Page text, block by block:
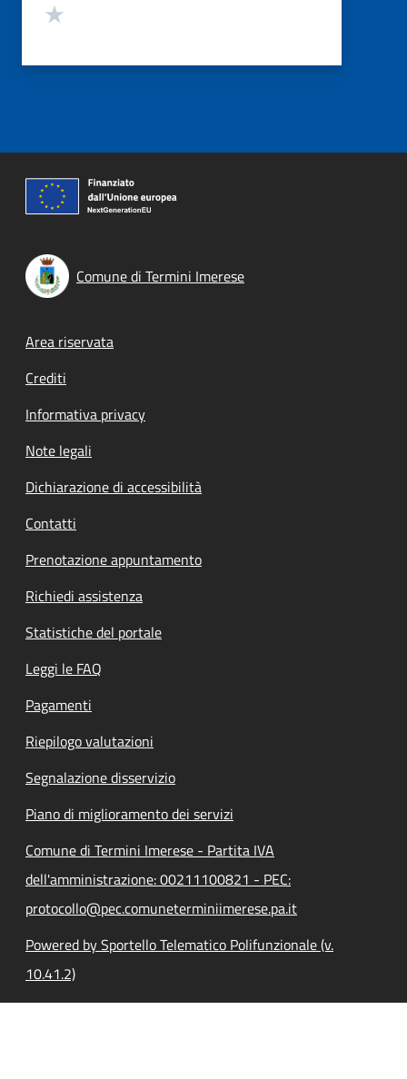
Comune di Termini Imerese
Footer menu
Area riservata
Crediti
Informativa privacy
Note legali
Dichiarazione di accessibilità
Contatti
Prenotazione appuntamento
Richiedi assistenza
Statistiche del portale
Leggi le FAQ
Pagamenti
Riepilogo valutazioni
Segnalazione disservizio
Piano di miglioramento dei servizi
Comune di Termini Imerese - Partita IVA
dell'amministrazione: 00211100821 - PEC:
protocollo@pec.comuneterminiimerese.pa.it
Powered by Sportello Telematico Polifunzionale (v.
10.41.2)